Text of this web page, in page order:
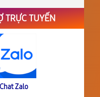
TRỰC TUYẾN
Chat Zalo